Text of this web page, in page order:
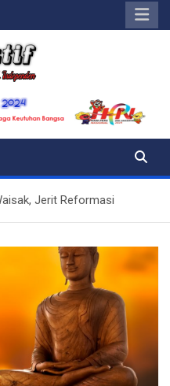
Jerit Reformasi